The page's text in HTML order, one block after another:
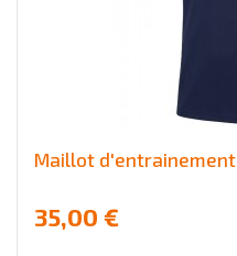
Maillot
35,00 €